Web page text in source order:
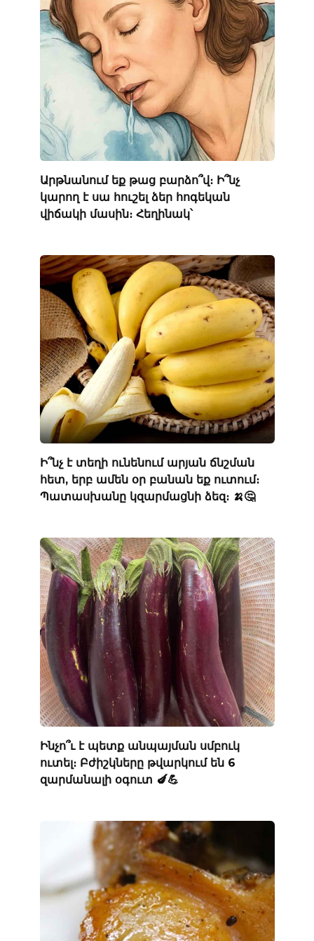
Արթնանում եք թաց բարձո՞վ։ Ի՞նչ
կարող է սա հուշել ձեր հոգեկան
վիճակի մասին։ Հեղինակ՝
Ի՞նչ է տեղի ունենում արյան ճնշման
հետ, երբ ամեն օր բանան եք ուտում։
Պատասխանը կզարմացնի ձեզ։ 🍌🤔
Ինչո՞ւ է պետք անպայման սմբուկ
ուտել։ Բժիշկները թվարկում են 6
զարմանալի օգուտ 🍆💪